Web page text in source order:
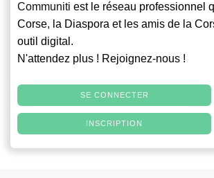
Communiti est le réseau professionnel
Corse, la Diaspora et les amis de la
outil digital.
N'attendez plus ! Rejoignez-nous !
SE CONNECTER
INSCRIPTION